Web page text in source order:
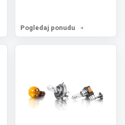
Pogledaj ponudu